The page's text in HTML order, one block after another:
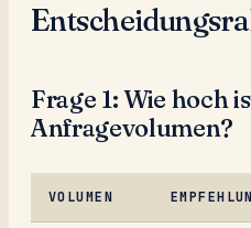
Frage 1: Wie hoch
Anfragevolumen?
VOLUMEN